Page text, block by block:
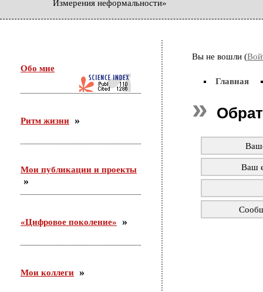
Измерения неформальности»
26 февраля в г. Орехово-Зуево состоялся круглый
стол по проекту «Сетевое научно-педагогическое
партнерство». Участники — ФГБНУ «ИИДСВ
РАО», ГОО ВПО «ГГТУ», Управление образования
г.о. Орехово-Зуево
25.12.2015
Приняла участие во «II Всероссийском
корчаковском сборе: от практики к моделям
развития педагогического образования». Выступила
с сообщением «Советские педагоги и несоветские
дети. Парадоксы воспитания».
С 26 ноября по 3 декабря участвовала в российско-
германском форуме по неформальному
образованию в Академии неформального
образования «Хаус-ам-Майберг» (г.Хаппенхайм,
Обо мне
Ритм жизни
Мои публикации и проекты
«Цифровое поколение»
Мои коллеги
Вы не вошли (
Главная
Ваш